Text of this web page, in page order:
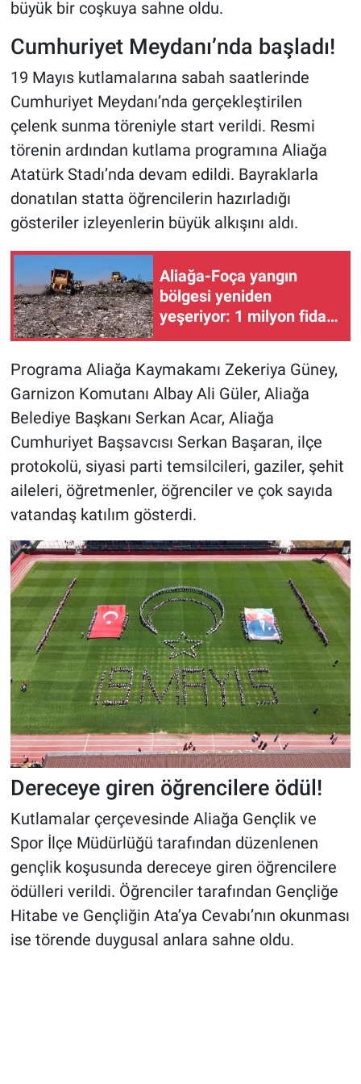
büyük bir coşkuya sahne oldu.
Cumhuriyet Meydanı’nda başladı!
19 Mayıs kutlamalarına sabah saatlerinde
Cumhuriyet Meydanı’nda gerçekleştirilen
çelenk sunma töreniyle start verildi. Resmi
törenin ardından kutlama programına Aliağa
Atatürk Stadı’nda devam edildi. Bayraklarla
donatılan statta öğrencilerin hazırladığı
gösteriler izleyenlerin büyük alkışını aldı.
Aliağa-Foça yangın
bölgesi yeniden
yeşeriyor: 1 milyon fidan
toprakla buluşacak
Programa Aliağa Kaymakamı Zekeriya Güney,
Garnizon Komutanı Albay Ali Güler, Aliağa
Belediye Başkanı Serkan Acar, Aliağa
Cumhuriyet Başsavcısı Serkan Başaran, ilçe
protokolü, siyasi parti temsilcileri, gaziler, şehit
aileleri, öğretmenler, öğrenciler ve çok sayıda
vatandaş katılım gösterdi.
Dereceye giren öğrencilere ödül!
Kutlamalar çerçevesinde Aliağa Gençlik ve
Spor İlçe Müdürlüğü tarafından düzenlenen
gençlik koşusunda dereceye giren öğrencilere
ödülleri verildi. Öğrenciler tarafından Gençliğe
Hitabe ve Gençliğin Ata’ya Cevabı’nın okunması
ise törende duygusal anlara sahne oldu.